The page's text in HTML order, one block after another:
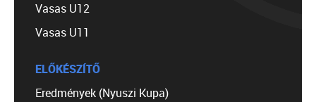
Vasas U12
Vasas U11
ELŐKÉSZÍTŐ
Eredmények (Nyuszi Kupa)